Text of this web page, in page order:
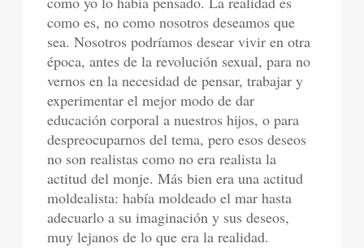
como es, no como nosotros deseamos que
sea. Nosotros podríamos desear vivir en otra
época, antes de la revolución sexual, para no
vernos en la necesidad de pensar, trabajar y
experimentar el mejor modo de dar
educación corporal a nuestros hijos, o para
despreocuparnos del tema, pero esos deseos
no son realistas como no era realista la
actitud del monje. Más bien era una actitud
moldealista: había moldeado el mar hasta
adecuarlo a su imaginación y sus deseos,
muy lejanos de lo que era la realidad.